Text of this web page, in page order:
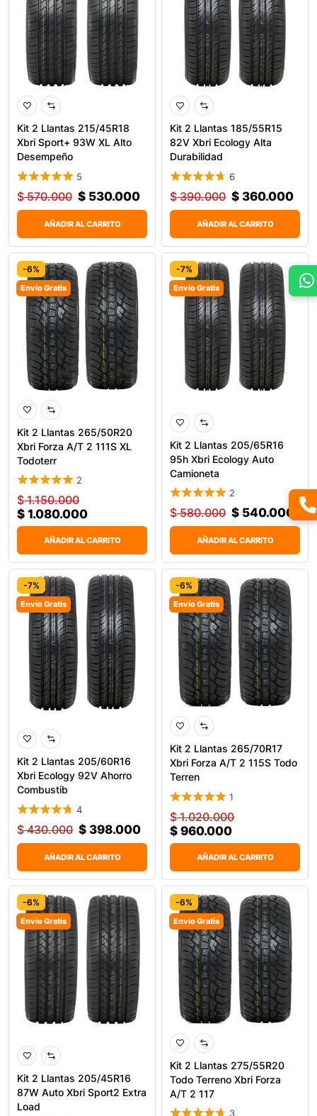
Kit 2 Llantas 215/45R18
Xbri Sport+ 93W XL Alto
Desempeño
5
$570.000 $ 530.000
AÑADIR AL CARRITO
Kit 2 Llantas 185/55R15
82V Xbri Ecology Alta
Durabilidad
6
$390.000 $ 360.000
AÑADIR AL CARRITO
-6%
Envío Gratis
Kit 2 Llantas 265/50R20
Xbri Forza A/T 2 111S XL
Todoterr
2
$1.150.000
$ 1.080.000
AÑADIR AL CARRITO
-7%
Envío Gratis
Kit 2 Llantas 205/65R16
95h Xbri Ecology Auto
Camioneta
2
$580.000 $ 540.000
AÑADIR AL CARRITO
-7%
Envío Gratis
Kit 2 Llantas 205/60R16
Xbri Ecology 92V Ahorro
Combustib
4
$430.000 $ 398.000
AÑADIR AL CARRITO
-6%
Envío Gratis
Kit 2 Llantas 265/70R17
Xbri Forza A/T 2 115S Todo
Terren
1
$1.020.000
$ 960.000
AÑADIR AL CARRITO
-6%
Envío Gratis
Kit 2 Llantas 205/45R16
87W Auto Xbri Sport2 Extra
Load
-6%
Envío Gratis
Kit 2 Llantas 275/55R20
Todo Terreno Xbri Forza
A/T 2 117
3